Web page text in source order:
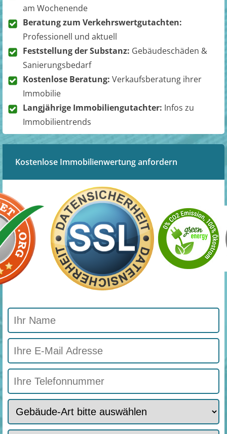
am Wochenende
Beratung zum Verkehrswertgutachten:
Professionell und aktuell
Feststellung der Substanz: Gebäudeschäden &
Sanierungsbedarf
Kostenlose Beratung: Verkaufsberatung ihrer
Immobilie
Langjährige Immobiliengutachter: Infos zu
Immobilientrends
Kostenlose Immobilienwertung anfordern